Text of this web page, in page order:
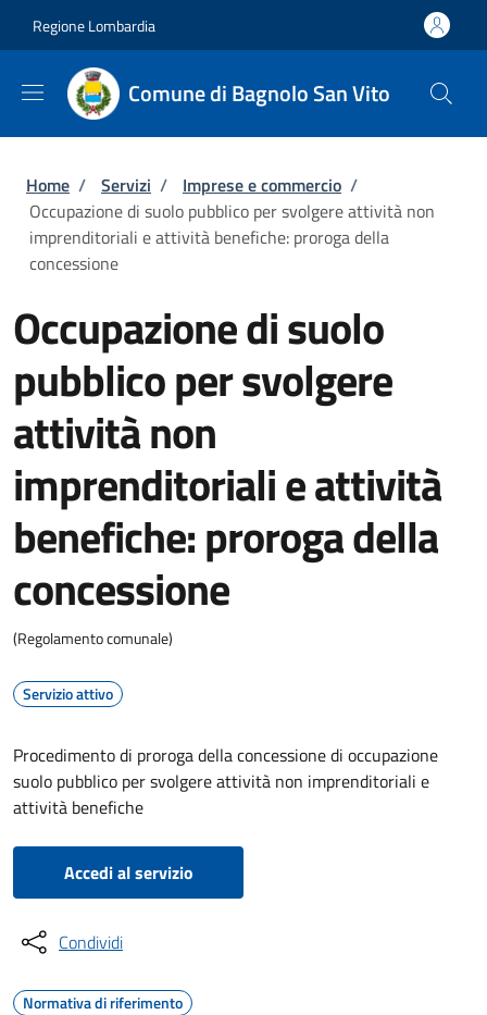
Regione Lombardia
Comune di Bagnolo San Vito
Briciole di pane
Home / Servizi / Imprese e commercio /
Occupazione di suolo pubblico per svolgere attività non
imprenditoriali e attività benefiche: proroga della
concessione
Occupazione di suolo
pubblico per svolgere
attività non
imprenditoriali e attività
benefiche: proroga della
concessione
(Regolamento comunale)
Servizio attivo
Procedimento di proroga della concessione di occupazione
suolo pubblico per svolgere attività non imprenditoriali e
attività benefiche
Accedi al servizio
Condividi
Normativa di riferimento